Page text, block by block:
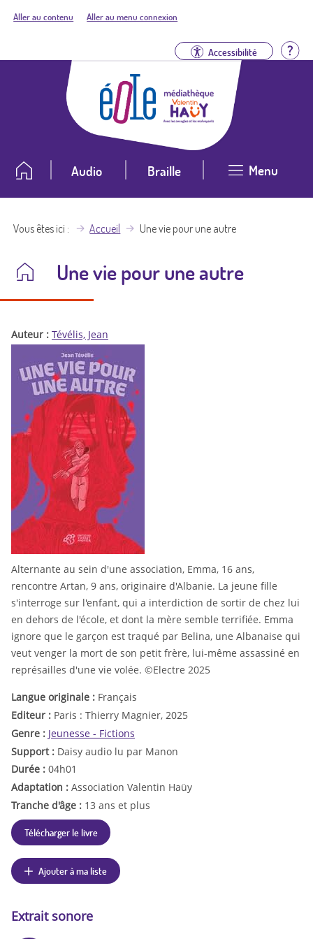
Aller au contenu Aller au menu connexion
Accessibilité
Audio Braille Menu
Vous êtes ici Accueil Une vie pour une autre
Une vie pour une autre
Auteur : Tévélis, Jean
Alternante au sein d'une association, Emma, 16 ans,
rencontre Artan, 9 ans, originaire d'Albanie. La jeune fille
s'interroge sur l'enfant, qui a interdiction de sortir de chez lui
en dehors de l'école, et dont la mère semble terrifiée. Emma
ignore que le garçon est traqué par Belina, une Albanaise qui
veut venger la mort de son petit frère, lui-même assassiné en
représailles d'une vie volée. ©Electre 2025
Langue originale : Français
Editeur : Paris : Thierry Magnier, 2025
Genre : Jeunesse - Fictions
Support : Daisy audio lu par Manon
Durée : 04h01
Adaptation : Association Valentin Haüy
Tranche d'âge : 13 ans et plus
Télécharger le livre
Ajouter à ma liste
Extrait sonore